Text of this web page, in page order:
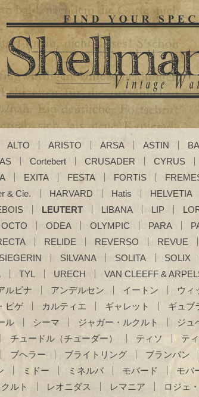
ALTO ARISTO ARSA ASTIN
Cortebert CRUSADER CYRUS
EXITA FESTA FORTIS
& Cie. HARVARD Hatis HELVETIA
LEUTERT LIBANA LIP
OCTO ODEA OLYMPIC PARA
RELIDE REVERSO REVUE
SIEGERIN SILVANA SOLITA SOLIX
TYL URECH VAN CLEEFF &
ルピナ アンデルセン イートン ウィ
ピゲ カルティエ ギャレット ギュブ
ル シーマ ジャガー・ルクルト ジュ
チュードル（チューダー） ティソ テ
ブヘラー ブライトリング ブランパン
ミドー ミネルバ モバード モバ
ルト レオニダス レマニア ロジェ